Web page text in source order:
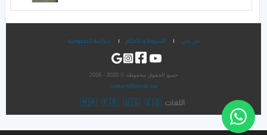
من نحن | الشروط و الأحكام | سياسة الخصوصية
جميع الحقوق محفوظة © 2020 - 2026
contact@bricoll.ma
اللغات 🇲🇦 🇫🇷 🇺🇸 🇪🇸